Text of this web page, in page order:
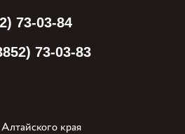
73-03-84
73-03-83
края